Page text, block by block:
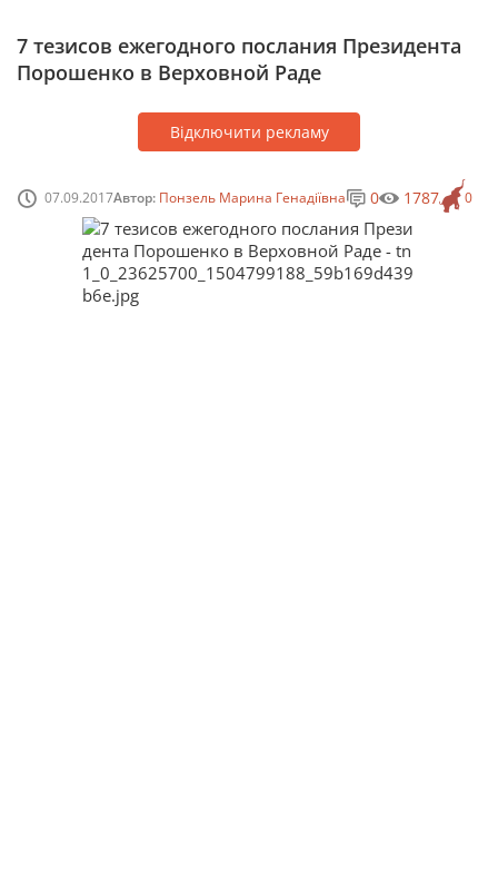
7 тезисов ежегодного послания Президента
Порошенко в Верховной Раде
Відключити рекламу
07.09.2017Автор: Понзель Марина Генадіївна 0
0 1787